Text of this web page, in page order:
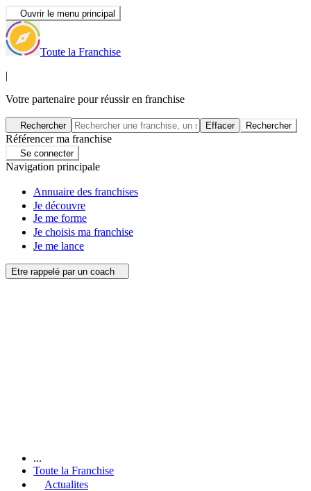
Ouvrir le menu principal
Toute la Franchise
|
Votre partenaire pour réussir en franchise
Rechercher Effacer Rechercher
Référencer ma franchise
Se connecter
Navigation principale
Annuaire des franchises
Je découvre
Je me forme
Je choisis ma franchise
Je me lance
Etre rappelé par un coach
...
Toute la Franchise
Actualites